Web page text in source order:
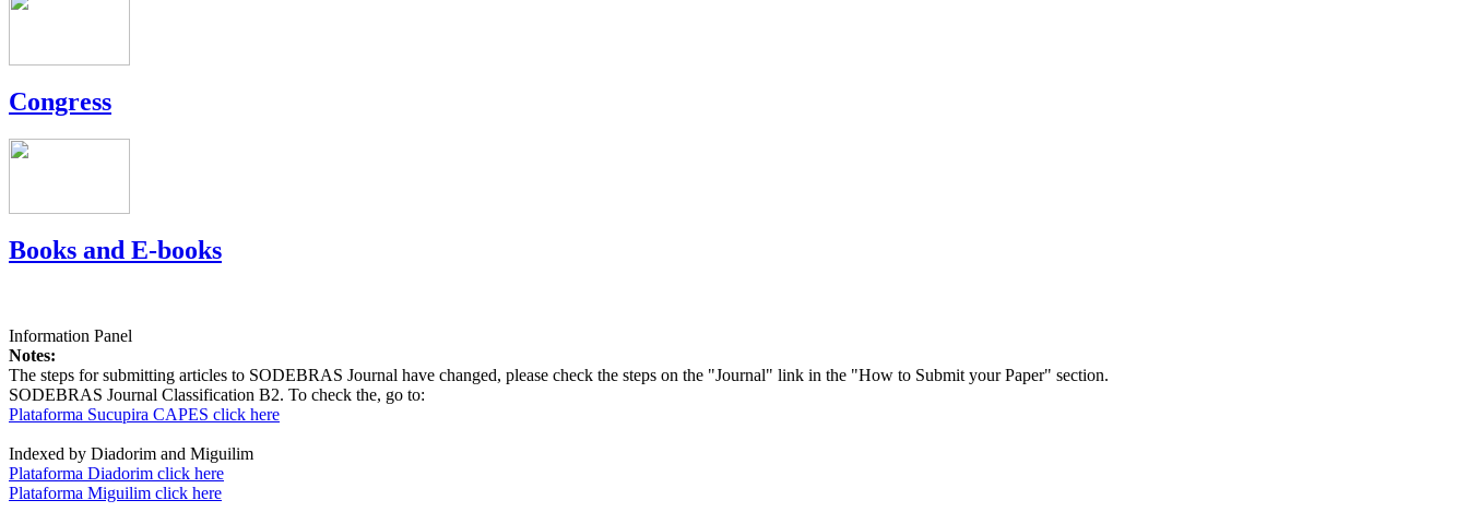
Congress
Books and E-books
Information Panel
Notes:
The steps for submitting articles to SODEBRAS Journal have changed, please check the steps on the "Journal" link in the "How to Submit your Paper" section.
SODEBRAS Journal Classification B2. To check the, go to:
Plataforma Sucupira CAPES click here
Indexed by Diadorim and Miguilim
Plataforma Diadorim click here
Plataforma Miguilim click here